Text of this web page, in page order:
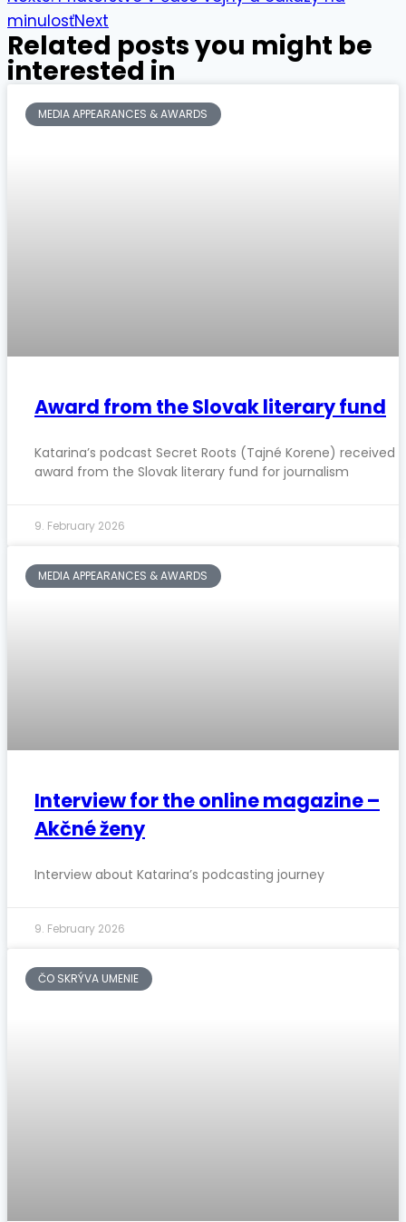
minulosťNext
Related posts you might be
interested in
MEDIA APPEARANCES & AWARDS
Award from the Slovak literary fund
Katarina’s podcast Secret Roots (Tajné Korene) received
award from the Slovak literary fund for journalism
9. February 2026
MEDIA APPEARANCES & AWARDS
Interview for the online magazine –
Akčné ženy
Interview about Katarina’s podcasting journey
9. February 2026
ČO SKRÝVA UMENIE